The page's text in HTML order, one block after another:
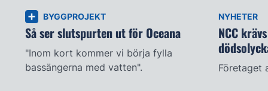
BYGGPROJEKT
Så ser slutspurten ut för Oceana
"Inom kort kommer vi börja fylla
bassängerna med vatten".
NYHETER
NCC
Företaget